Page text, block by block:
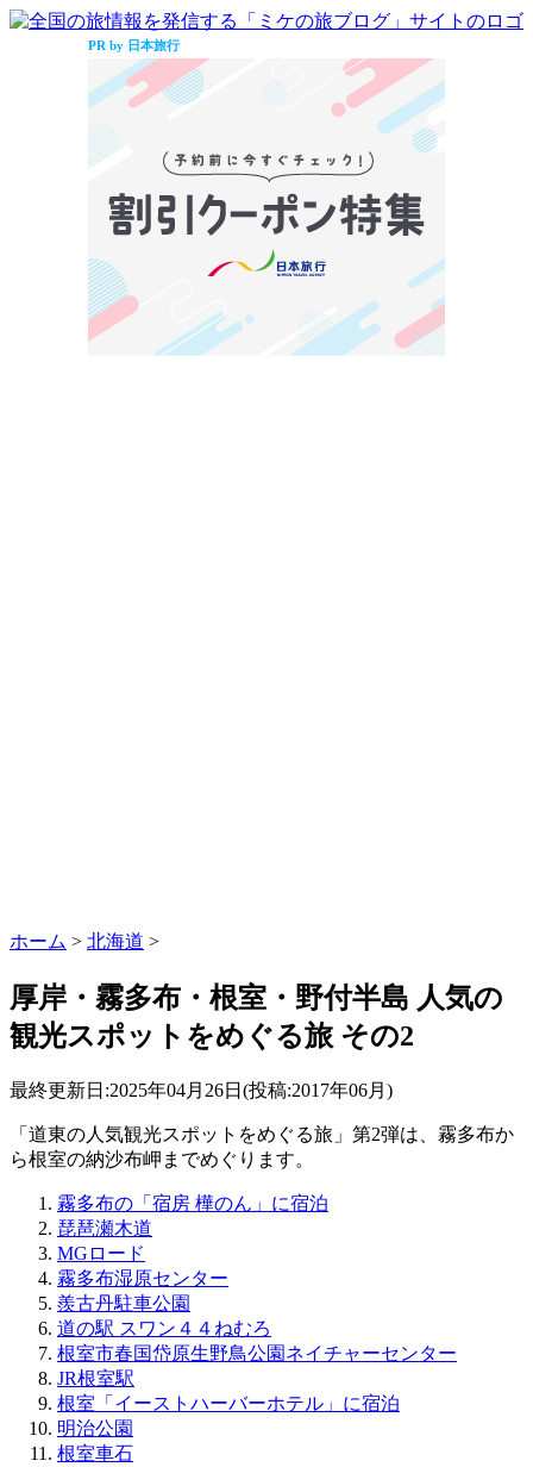
PR by 日本旅行
ホーム > 北海道 >
厚岸・霧多布・根室・野付半島 人気の
観光スポットをめぐる旅 その2
最終更新日:2025年04月26日(投稿:2017年06月)
「道東の人気観光スポットをめぐる旅」第2弾は、霧多布か
ら根室の納沙布岬までめぐります。
霧多布の「宿房 樺のん」に宿泊
琵琶瀬木道
MGロード
霧多布湿原センター
羨古丹駐車公園
道の駅 スワン４４ねむろ
根室市春国岱原生野鳥公園ネイチャーセンター
JR根室駅
根室「イーストハーバーホテル」に宿泊
明治公園
根室車石